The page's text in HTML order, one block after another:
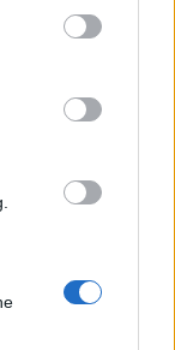
may click to
party tags to
below Google
ΧΑΚΕΡΣ